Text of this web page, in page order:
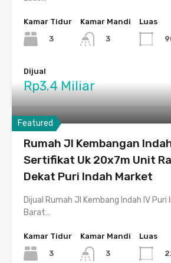
Kamar Tidur
3
Kamar Mandi
3
Luas
Dijual
Rp3.4 Miliar
Featured
Rumah Jl Kembangan
Sertifikat Uk 20x7m Unit
Dekat Puri Indah Market
Dijual Rumah Jl Kembang Indah IV
Barat…
Kamar Tidur
3
Kamar Mandi
3
Luas